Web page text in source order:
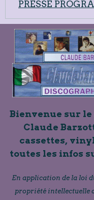
PRESSE
Bienvenue sur
Claude
cassettes,
toutes les infos
En application de la loi
propriété intellectuelle